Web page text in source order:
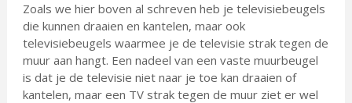
Zoals we hier boven al schreven heb je televisiebeugels
die kunnen draaien en kantelen, maar ook
televisiebeugels waarmee je de televisie strak tegen de
muur aan hangt. Een nadeel van een vaste muurbeugel
is dat je de televisie niet naar je toe kan draaien of
kantelen, maar een TV strak tegen de muur ziet er wel